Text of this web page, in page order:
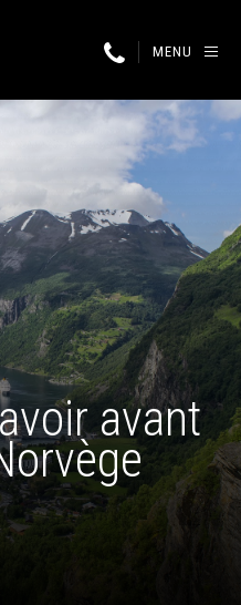
MENU
avant